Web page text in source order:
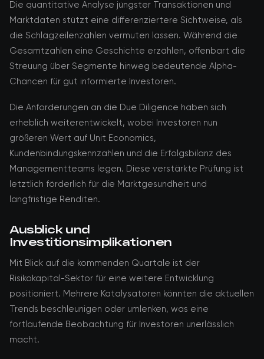
Die quantitative Analyse jüngster Transaktionen und
Marktdaten stützt eine differenziertere Sichtweise, als
die Schlagzeilenzahlen vermuten lassen. Während die
Gesamtzahlen eine Geschichte erzählen, offenbart die
Streuung über Segmente hinweg bedeutende Alpha-
Chancen für gut informierte Investoren.
Die Anforderungen an die Due Diligence haben sich
erheblich weiterentwickelt, wobei Investoren nun
größeren Wert auf Unit Economics,
Kundenbindungskennzahlen und die Erfolgsbilanz des
Managementteams legen. Diese verstärkte Prüfung ist
letztlich förderlich für die Marktgesundheit und
langfristige Renditen.
Ausblick und
Investitionsimplikationen
Mit Blick auf die kommenden Quartale ist der
Risikokapital-Sektor für eine weitere Entwicklung
positioniert. Mehrere Katalysatoren könnten die aktuellen
Trends beschleunigen oder umlenken, was eine
fortlaufende Beobachtung für Investoren unerlässlich
macht.